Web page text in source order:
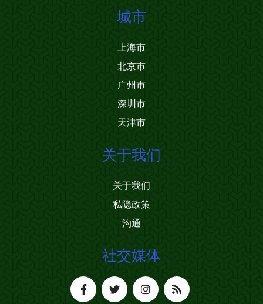
城市
上海市
北京市
广州市
深圳市
天津市
关于我们
关于我们
私隐政策
沟通
社交媒体